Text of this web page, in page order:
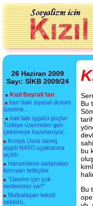
26 Haziran 2009
Sayı: SİKB 2009/24
Kızıl Bayrak'tan
İran’daki siyasal durum
üzerine...
Irak’taki işgalci güçler
Türkiye üzerinden geri
çekilmeye hazırlanıyor...
Konya Üssü savaş
aygıtı NATO uçaklarına
açıldı…
Haramilerin saltanatını
koruyan tetikçiler
“Devrim için çok
nedenimiz var!”
Mafyalaşan tekstil
sektörü,
Bu
bu
Bu